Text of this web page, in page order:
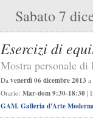
Sabato 7
Esercizi di
Mostra personale di
Da venerdì 06 dicembre 2013 a
Orario: Mar-dom 9:30-18:30 |
GAM. Galleria d’Arte